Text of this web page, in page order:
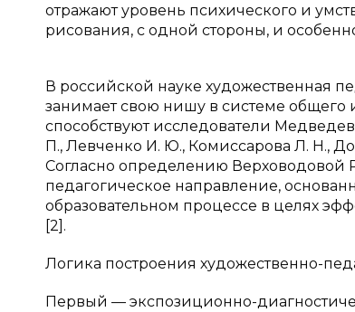
отражают уровень психического и
рисования, с одной стороны, и
В российской науке художественная
занимает свою нишу в системе
способствуют исследователи
П., Левченко И. Ю., Комиссарова Л. Н.,
Согласно определению Верховодовой
педагогическое направление,
образовательном процессе в целях
[2].
Логика построения художественно-
Первый — экспозиционно-